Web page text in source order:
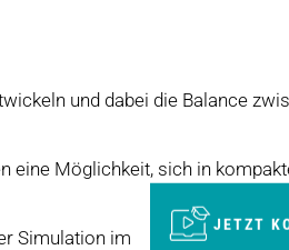
JETZT
und dabei die Balance
eine Möglichkeit, sich in
Simulation im